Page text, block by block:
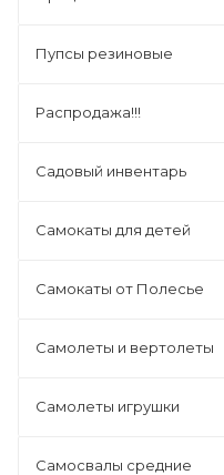
Пупсы резиновые
Распродажа!!!
Садовый инвентарь
Самокаты для детей
Самокаты от Полесье
Самолеты и вертолеты
Самолеты игрушки
Самосвалы средние